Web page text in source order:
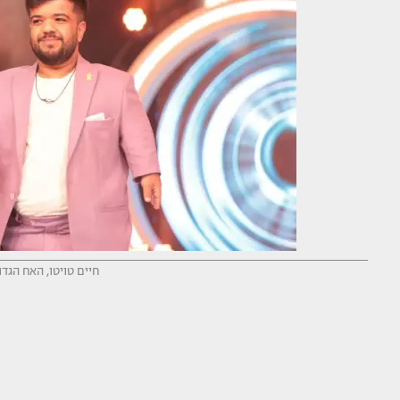
חיים טויטו, האח הגדול 2024 (צילום: מיכה